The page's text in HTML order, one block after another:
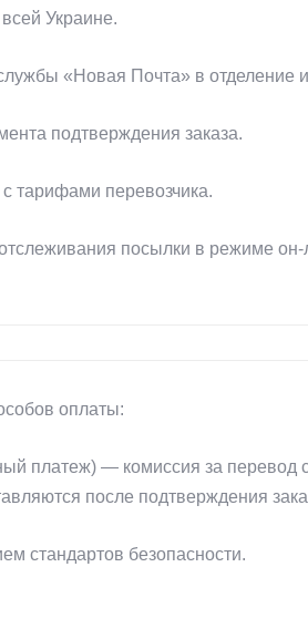
Украине.
«Новая Почта» в отделение
подтверждения заказа.
с тарифами перевозчика.
посылки в режиме он-
оплаты:
платеж) — комиссия за перевод
после подтверждения
стандартов безопасности.